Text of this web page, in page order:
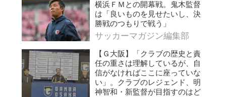
横浜ＦＭとの開幕戦。鬼木監督
は「良いものを見せたいし、決
勝戦のつもりで戦う」
サッカーマガジン編集部
【Ｇ大阪】「クラブの歴史と責
任の重さは理解しているが、自
信がなければここに座っていな
い」。クラブのレジェンド、明
神智和・新監督が目指すのはど